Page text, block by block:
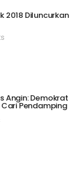
2018 Diluncurkan
Angin: Demokrat
Cari Pendamping